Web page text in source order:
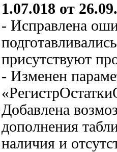
1.07.018 от
- Исправлена
присутствуют
- Изменен
Добавлена
дополнения
наличия и